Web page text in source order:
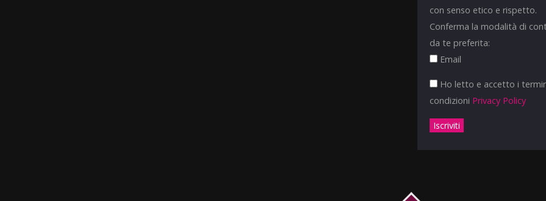
con senso etico e rispetto.
Conferma la modalità di
da te preferita:
Email
Ho letto e accetto i
condizioni Privacy Policy